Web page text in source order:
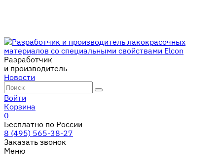
Разработчик
и производитель
Новости
Войти
Корзина
0
Бесплатно по России
8 (495) 565-38-27
Заказать звонок
Меню